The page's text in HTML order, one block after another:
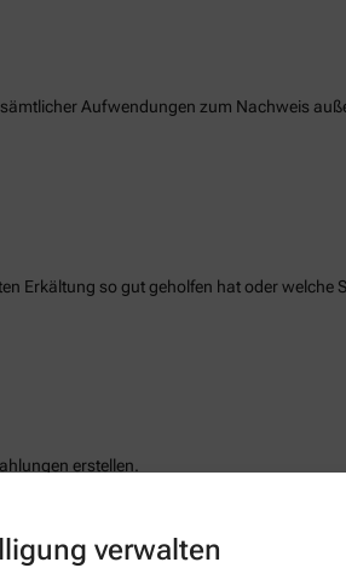
verwalten
Aufwendungen zum Nachweis
Erkältung so gut geholfen hat oder welche
erstellen.